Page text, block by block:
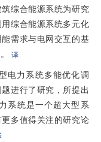
综合能源系统为研究
综合能源系统多元化
需求与电网交互的基
译
电力系统多能优化调
进行了研究，所提出
系统是一个超大型系
多值得关注的研究论